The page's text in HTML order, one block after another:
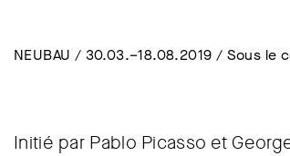
NEUBAU / 30.03.–18.08.2019 / Sous le
Initié par Pablo Picasso et